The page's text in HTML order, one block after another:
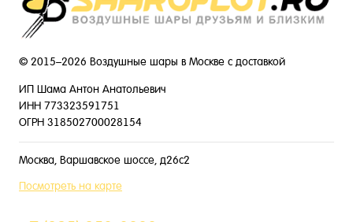
© 2015–2026 Воздушные шары в Москве с доставкой
ИП Шама Антон Анатольевич
ИНН 773323591751
ОГРН 318502700028154
Москва, Варшавское шоссе, д26с2
Посмотреть на карте